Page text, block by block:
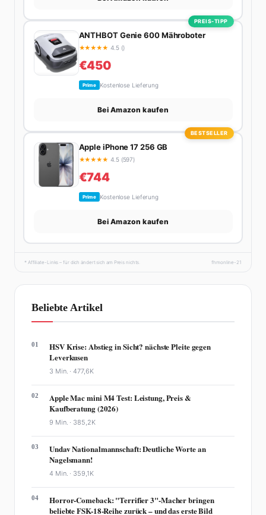
PREIS-TIPP
ANTHBOT Genie 600 Mähroboter
★★★★★ 4.5 ()
€450
Prime Kostenlose Lieferung
Bei Amazon kaufen
BESTSELLER
Apple iPhone 17 256 GB
★★★★★ 4.5 (597)
€744
Prime Kostenlose Lieferung
Bei Amazon kaufen
* Affiliate-Links – für dich ändert sich am Preis nichts. fhmonline-21
Beliebte Artikel
01
HSV Krise: Abstieg in Sicht? nächste Pleite gegen
Leverkusen
3 Min. ·477,6K
02
Apple Mac mini M4 Test: Leistung, Preis &
Kaufberatung (2026)
9 Min. · 385,2K
03
Undav Nationalmannschaft: Deutliche Worte an
Nagelsmann!
4 Min. · 359,1K
04
Horror-Comeback: "Terrifier 3"-Macher bringen
beliebte FSK-18-Reihe zurück – und das erste Bild